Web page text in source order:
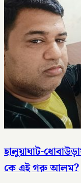
হালুয়াঘাট-
কে এই গরু আলম?